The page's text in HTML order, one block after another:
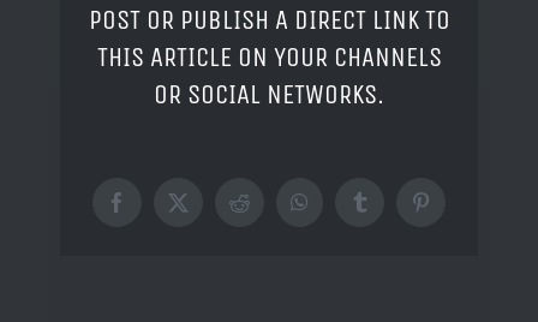
POST OR PUBLISH A DIRECT LINK TO
THIS ARTICLE ON YOUR CHANNELS
OR SOCIAL NETWORKS.
Facebook
X RedditWhatsAppTumblrPinterest